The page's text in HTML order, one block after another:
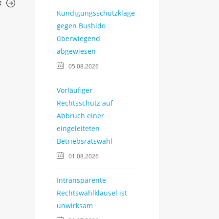
Kündigungsschutzklage
gegen Bushido
überwiegend
abgewiesen
05.08.2026
Vorläufiger
Rechtsschutz auf
Abbruch einer
eingeleiteten
Betriebsratswahl
01.08.2026
Intransparente
Rechtswahlklausel ist
unwirksam